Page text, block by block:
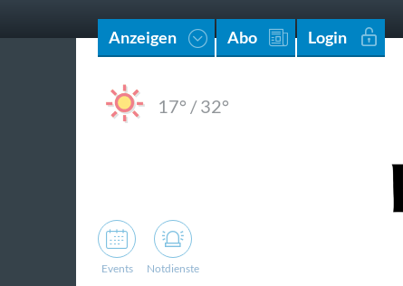
Anzeigen Abo Login
17° /32°
Events Notdienste